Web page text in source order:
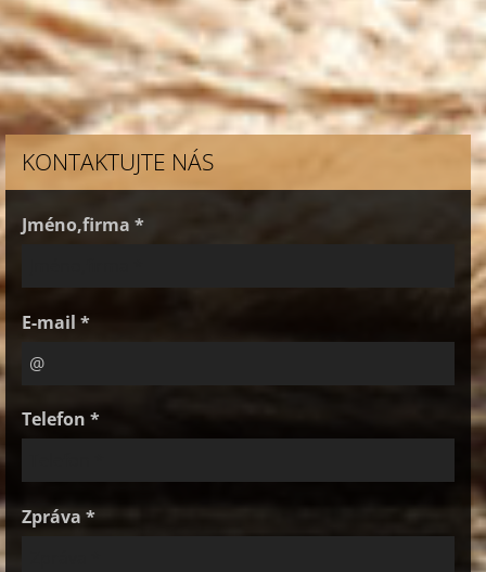
KONTAKTUJTE NÁS
Jméno,firma *
E-mail *
Telefon *
Zpráva *